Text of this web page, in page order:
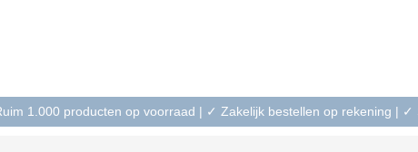
1.000 producten op voorraad | ✓ Zakelijk bestellen op rekening | ✓